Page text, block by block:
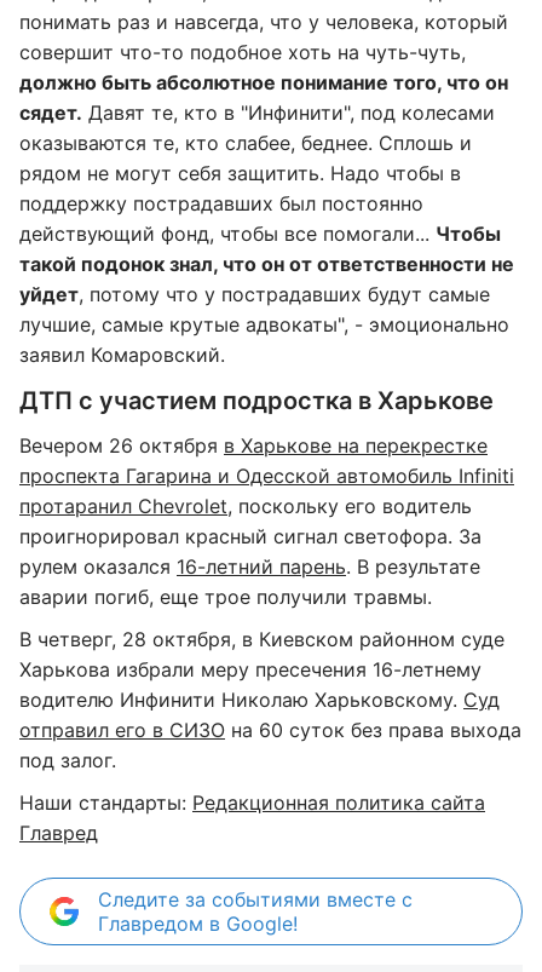
понимать раз и навсегда, что у человека, который
совершит что-то подобное хоть на чуть-чуть,
должно быть абсолютное понимание того, что он
сядет. Давят те, кто в "Инфинити", под колесами
оказываются те, кто слабее, беднее. Сплошь и
рядом не могут себя защитить. Надо чтобы в
поддержку пострадавших был постоянно
действующий фонд, чтобы все помогали... Чтобы
такой подонок знал, что он от ответственности не
уйдет, потому что у пострадавших будут самые
лучшие, самые крутые адвокаты", - эмоционально
заявил Комаровский.
ДТП с участием подростка в Харькове
Вечером 26 октября в Харькове на перекрестке
проспекта Гагарина и Одесской автомобиль Infiniti
протаранил Chevrolet, поскольку его водитель
проигнорировал красный сигнал светофора. За
рулем оказался 16-летний парень. В результате
аварии погиб, еще трое получили травмы.
В четверг, 28 октября, в Киевском районном суде
Харькова избрали меру пресечения 16-летнему
водителю Инфинити Николаю Харьковскому. Суд
отправил его в СИЗО на 60 суток без права выхода
под залог.
Наши стандарты: Редакционная политика сайта
Главред
Следите за событиями вместе с
Главредом в Google!